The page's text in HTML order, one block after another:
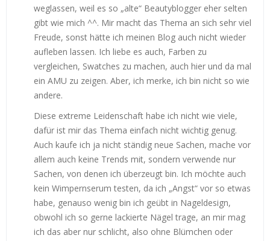
weglassen, weil es so „alte“ Beautyblogger eher selten
gibt wie mich ^^. Mir macht das Thema an sich sehr viel
Freude, sonst hätte ich meinen Blog auch nicht wieder
aufleben lassen. Ich liebe es auch, Farben zu
vergleichen, Swatches zu machen, auch hier und da mal
ein AMU zu zeigen. Aber, ich merke, ich bin nicht so wie
andere.
Diese extreme Leidenschaft habe ich nicht wie viele,
dafür ist mir das Thema einfach nicht wichtig genug.
Auch kaufe ich ja nicht ständig neue Sachen, mache vor
allem auch keine Trends mit, sondern verwende nur
Sachen, von denen ich überzeugt bin. Ich möchte auch
kein Wimpernserum testen, da ich „Angst“ vor so etwas
habe, genauso wenig bin ich geübt in Nageldesign,
obwohl ich so gerne lackierte Nägel trage, an mir mag
ich das aber nur schlicht, also ohne Blümchen oder